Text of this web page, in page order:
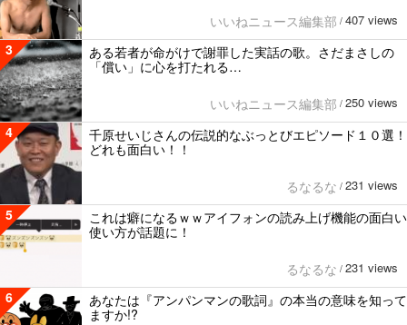
いいねニュース編集部 / 407 views
3
ある若者が命がけで謝罪した実話の歌。さだまさしの
「償い」に心を打たれる…
いいねニュース編集部 / 250 views
4
千原せいじさんの伝説的なぶっとびエピソード１０選！
どれも面白い！！
るなるな / 231 views
5
これは癖になるｗｗアイフォンの読み上げ機能の面白い
使い方が話題に！
るなるな / 231 views
6
あなたは『アンパンマンの歌詞』の本当の意味を知って
ますか!?